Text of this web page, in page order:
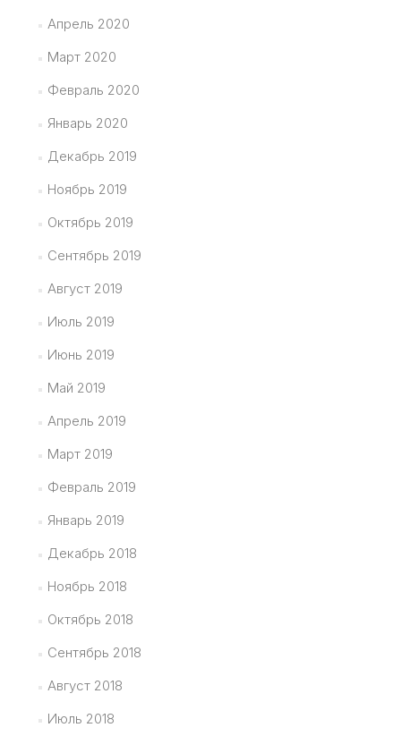
Апрель 2020
Март 2020
Февраль 2020
Январь 2020
Декабрь 2019
Ноябрь 2019
Октябрь 2019
Сентябрь 2019
Август 2019
Июль 2019
Июнь 2019
Май 2019
Апрель 2019
Март 2019
Февраль 2019
Январь 2019
Декабрь 2018
Ноябрь 2018
Октябрь 2018
Сентябрь 2018
Август 2018
Июль 2018